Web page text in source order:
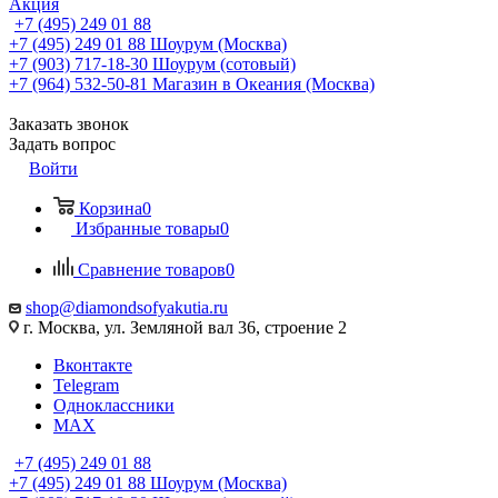
Акция
+7 (495) 249 01 88
+7 (495) 249 01 88 Шоурум (Москва)
+7 (903) 717-18-30 Шоурум (сотовый)
+7 (964) 532-50-81 Магазин в Океания (Москва)
Заказать звонок
Задать вопрос
Войти
Корзина0
Избранные товары0
Сравнение товаров0
shop@diamondsofyakutia.ru
г. Москва, ул. Земляной вал 36, строение 2
Вконтакте
Telegram
Одноклассники
MAX
+7 (495) 249 01 88
+7 (495) 249 01 88 Шоурум (Москва)